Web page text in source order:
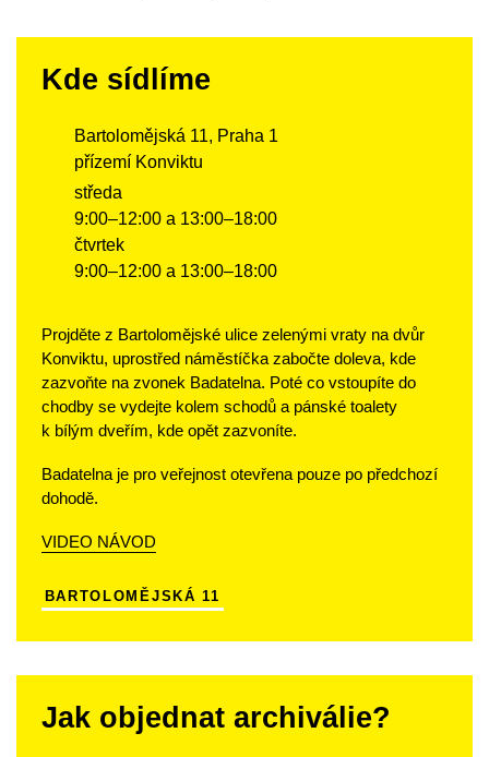
Kde sídlíme
Bartolomějská 11, Praha 1
přízemí Konviktu
středa
9:00–12:00 a 13:00–18:00
čtvrtek
9:00–12:00 a 13:00–18:00
Projděte z Bartolomějské ulice zelenými vraty na dvůr
Konviktu, uprostřed náměstíčka zabočte doleva, kde
zazvoňte na zvonek Badatelna. Poté co vstoupíte do
chodby se vydejte kolem schodů a pánské toalety
k bílým dveřím, kde opět zazvoníte.
Badatelna je pro veřejnost otevřena pouze po předchozí
dohodě.
VIDEO NÁVOD
BARTOLOMĚJSKÁ 11
Jak objednat archiválie?